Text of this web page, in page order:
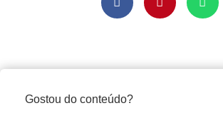
Gostou do conteúdo?